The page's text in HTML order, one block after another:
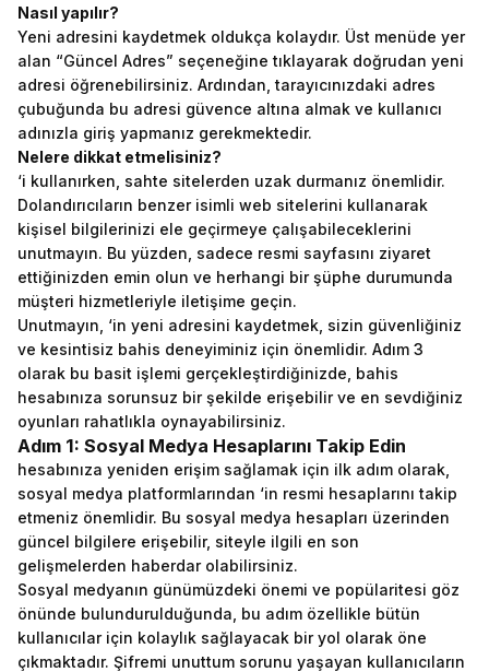
Nasıl yapılır?
Yeni adresini kaydetmek oldukça kolaydır. Üst menüde yer
alan “Güncel Adres” seçeneğine tıklayarak doğrudan yeni
adresi öğrenebilirsiniz. Ardından, tarayıcınızdaki adres
çubuğunda bu adresi güvence altına almak ve kullanıcı
adınızla giriş yapmanız gerekmektedir.
Nelere dikkat etmelisiniz?
‘i kullanırken, sahte sitelerden uzak durmanız önemlidir.
Dolandırıcıların benzer isimli web sitelerini kullanarak
kişisel bilgilerinizi ele geçirmeye çalışabileceklerini
unutmayın. Bu yüzden, sadece resmi sayfasını ziyaret
ettiğinizden emin olun ve herhangi bir şüphe durumunda
müşteri hizmetleriyle iletişime geçin.
Unutmayın, ‘in yeni adresini kaydetmek, sizin güvenliğiniz
ve kesintisiz bahis deneyiminiz için önemlidir. Adım 3
olarak bu basit işlemi gerçekleştirdiğinizde, bahis
hesabınıza sorunsuz bir şekilde erişebilir ve en sevdiğiniz
oyunları rahatlıkla oynayabilirsiniz.
Adım 1: Sosyal Medya Hesaplarını Takip Edin
hesabınıza yeniden erişim sağlamak için ilk adım olarak,
sosyal medya platformlarından ‘in resmi hesaplarını takip
etmeniz önemlidir. Bu sosyal medya hesapları üzerinden
güncel bilgilere erişebilir, siteyle ilgili en son
gelişmelerden haberdar olabilirsiniz.
Sosyal medyanın günümüzdeki önemi ve popülaritesi göz
önünde bulundurulduğunda, bu adım özellikle bütün
kullanıcılar için kolaylık sağlayacak bir yol olarak öne
çıkmaktadır. Şifremi unuttum sorunu yaşayan kullanıcıların